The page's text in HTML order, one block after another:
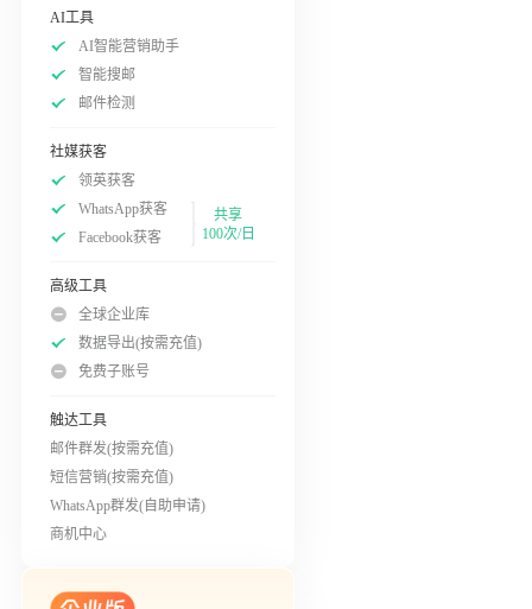
AI工具
AI智能营销助手
智能搜邮
邮件检测
社媒获客
领英获客
WhatsApp获客
Facebook获客
共享
100次/日
高级工具
全球企业库
数据导出(按需充值)
免费子账号
触达工具
邮件群发(按需充值)
短信营销(按需充值)
WhatsApp群发(自助申请)
商机中心